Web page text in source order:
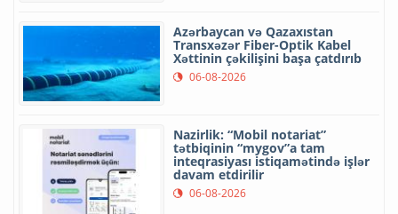
Azərbaycan və Qazaxıstan
Transxəzər Fiber-Optik Kabel
Xəttinin çəkilişini başa çatdırıb
06-08-2026
Nazirlik: “Mobil notariat”
tətbiqinin “mygov”a tam
inteqrasiyası istiqamətində işlər
davam etdirilir
06-08-2026